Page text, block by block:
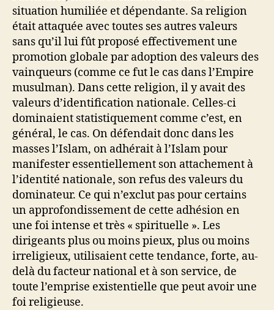
situation humiliée et dépendante. Sa religion
était attaquée avec toutes ses autres valeurs
sans qu’il lui fût proposé effectivement une
promotion globale par adoption des valeurs des
vainqueurs (comme ce fut le cas dans l’Empire
musulman). Dans cette religion, il y avait des
valeurs d’identification nationale. Celles-ci
dominaient statistiquement comme c’est, en
général, le cas. On défendait donc dans les
masses l’Islam, on adhérait à l’Islam pour
manifester essentiellement son attachement à
l’identité nationale, son refus des valeurs du
dominateur. Ce qui n’exclut pas pour certains
un approfondissement de cette adhésion en
une foi intense et très « spirituelle ». Les
dirigeants plus ou moins pieux, plus ou moins
irreligieux, utilisaient cette tendance, forte, au-
delà du facteur national et à son service, de
toute l’emprise existentielle que peut avoir une
foi religieuse.